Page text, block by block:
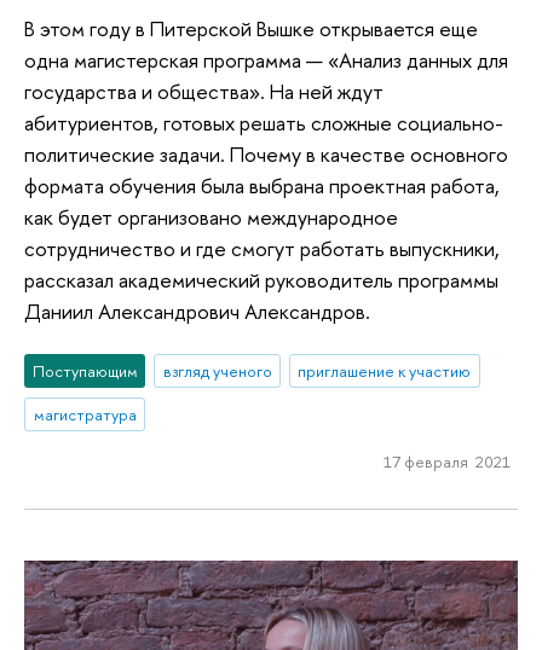
В этом году в Питерской Вышке открывается еще
одна магистерская программа — «Анализ данных для
государства и общества». На ней ждут
абитуриентов, готовых решать сложные социально-
политические задачи. Почему в качестве основного
формата обучения была выбрана проектная работа,
как будет организовано международное
сотрудничество и где смогут работать выпускники,
рассказал академический руководитель программы
Даниил Александрович Александров.
Поступающим взгляд ученого
приглашение к участию
магистратура
17 февраля 2021